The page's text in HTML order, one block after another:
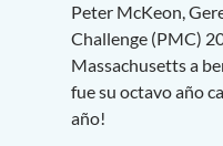
Peter McKeon,
Challenge (PMC)
Massachusetts a
fue su octavo año
año!